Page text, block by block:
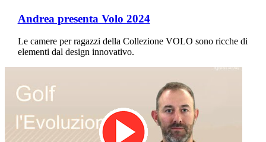
Andrea presenta Volo 2024
Le camere per ragazzi della Collezione VOLO sono ricche di
elementi dal design innovativo.